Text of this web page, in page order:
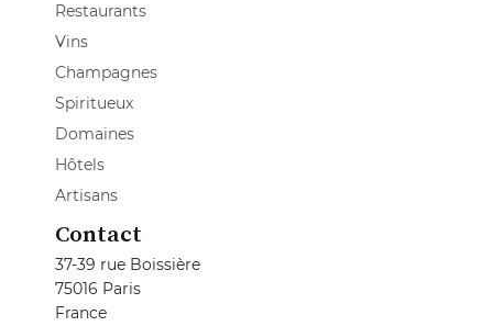
Restaurants
Vins
Champagnes
Spiritueux
Domaines
Hôtels
Artisans
Contact
37-39 rue Boissière
75016 Paris
France